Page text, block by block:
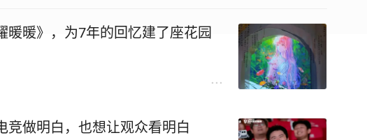
暖暖》，为7年的回忆建了座花园
竞做明白，也想让观众看明白